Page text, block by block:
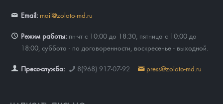
Email: mail@zoloto-md.ru
Режим работы: пн-чт с 10:00 до 18:30, пятница с 10:00 до
18:00, суббота - по договоренности, воскресенье - выходной.
Пресс-служба: 8(968) 917-07-92 press@zoloto-md.ru